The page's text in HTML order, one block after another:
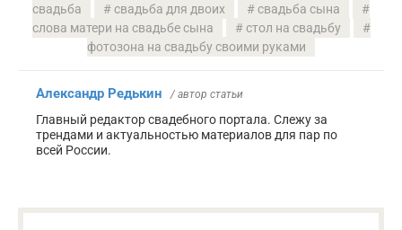
свадьба
свадьба для двоих
свадьба сына
слова матери на свадьбе сына
стол на свадьбу
фотозона на свадьбу своими руками
Александр Редькин / автор статьи
Главный редактор свадебного портала. Слежу за
трендами и актуальностью материалов для пар по
всей России.